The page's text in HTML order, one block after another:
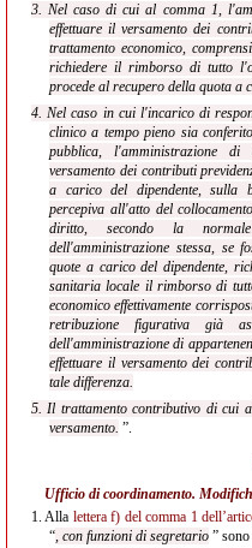
3. Nel caso di cui al comma 1,
effettuare il versamento dei
trattamento economico,
richiedere il rimborso di tutto
procede al recupero della quota a
4. Nel caso in cui l'incarico di
clinico a tempo pieno sia
pubblica, l'amministrazione di
versamento dei contributi
a carico del dipendente, sulla
percepiva all'atto del
diritto, secondo la normale
dell'amministrazione stessa, se
quote a carico del dipendente,
sanitaria locale il rimborso di
economico effettivamente
retribuzione figurativa già
dell'amministrazione di
effettuare il versamento dei
tale differenza.
5. Il trattamento contributivo di cui
versamento. ”.
Ufficio di coordinamento.
1. Alla lettera f) del comma 1
“, con funzioni di segretario ”